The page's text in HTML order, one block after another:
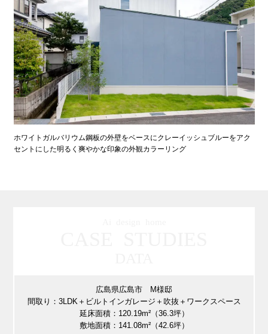
ホワイトガルバリウム鋼板の外壁をベースにクレーイッシュブルーをアク
セントにした明るく爽やかな印象の外観カラーリング
広島県広島市 M様邸
間取り：3LDK＋ビルトインガレージ＋吹抜＋ワークスペース
延床面積：120.19m²（36.3坪）
敷地面積：141.08m²（42.6坪）